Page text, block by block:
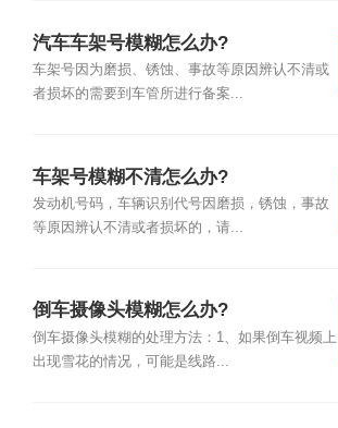
汽车车架号模糊怎么办?
车架号因为磨损、锈蚀、事故等原因辨认不清或
者损坏的需要到车管所进行备案...
车架号模糊不清怎么办?
发动机号码，车辆识别代号因磨损，锈蚀，事故
等原因辨认不清或者损坏的，请...
倒车摄像头模糊怎么办?
倒车摄像头模糊的处理方法：1、如果倒车视频上
出现雪花的情况，可能是线路...